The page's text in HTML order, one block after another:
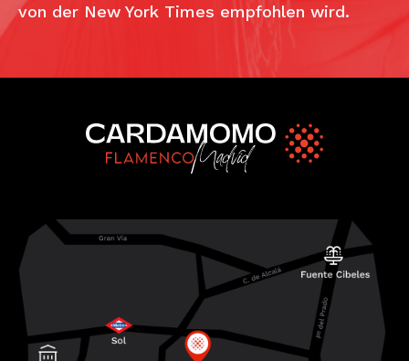
von der New York Times empfohlen wird.